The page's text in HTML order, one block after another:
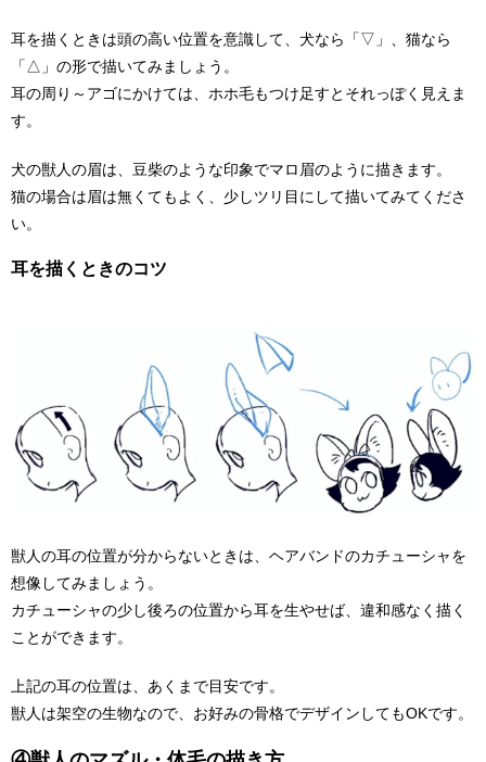
耳を描くときは頭の高い位置を意識して、犬なら「▽」、猫なら
「△」の形で描いてみましょう。
耳の周り～アゴにかけては、ホホ毛もつけ足すとそれっぽく見えま
す。
犬の獣人の眉は、豆柴のような印象でマロ眉のように描きます。
猫の場合は眉は無くてもよく、少しツリ目にして描いてみてくださ
い。
耳を描くときのコツ
獣人の耳の位置が分からないときは、ヘアバンドのカチューシャを
想像してみましょう。
カチューシャの少し後ろの位置から耳を生やせば、違和感なく描く
ことができます。
上記の耳の位置は、あくまで目安です。
獣人は架空の生物なので、お好みの骨格でデザインしてもOKです。